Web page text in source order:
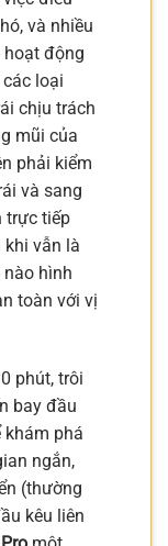
và nhiều
hoạt động
loại
chịu trách
mũi của
phải kiểm
và sang
trực tiếp
khi vẫn là
hình
toàn với vị
phút, trôi
bay đầu
khám phá
ngắn,
(thường
kêu liên